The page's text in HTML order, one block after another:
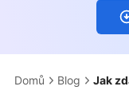
Domů Blog